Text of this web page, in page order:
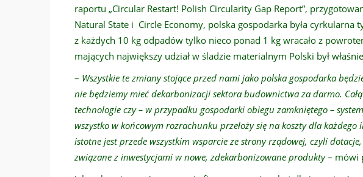
raportu „Circular Restart! Polish Circularity Gap Report”,
Natural State i Circle Economy, polska gospodarka była cyrkularna
z każdych 10 kg odpadów tylko nieco ponad 1 kg wracało z
mających największy udział w śladzie materialnym Polski był
– Wszystkie te zmiany stojące przed nami jako polska gospodarka
nie będziemy mieć dekarbonizacji sektora budownictwa za darmo.
technologie czy – w przypadku gospodarki obiegu zamkniętego –
wszystko w końcowym rozrachunku przełoży się na koszty dla
istotne jest przede wszystkim wsparcie ze strony rządowej, czyli
związane z inwestycjami w nowe, zdekarbonizowane produkty– mówi